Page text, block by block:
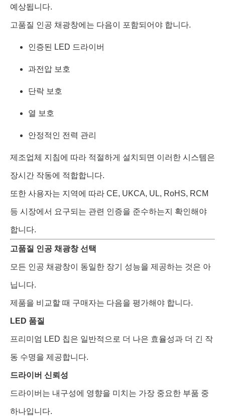
예상됩니다.
고품질 인공 채광창에는 다음이 포함되어야 합니다.
인증된 LED 드라이버
과전압 보호
단락 보호
열 보호
안정적인 전력 관리
제조업체 지침에 따라 적절하게 설치되면 이러한 시스템은
장시간 작동에 적합합니다.
또한 사용자는 지역에 따라 CE, UKCA, UL, RoHS, RCM
등 시장에서 요구되는 관련 인증을 준수하는지 확인해야
합니다.
고품질 인공 채광창 선택
모든 인공 채광창이 동일한 장기 성능을 제공하는 것은 아
닙니다.
제품을 비교할 때 구매자는 다음을 평가해야 합니다.
LED 품질
프리미엄 LED 칩은 일반적으로 더 나은 효율성과 더 긴 작
동 수명을 제공합니다.
드라이버 신뢰성
드라이버는 내구성에 영향을 미치는 가장 중요한 부품 중
하나입니다.